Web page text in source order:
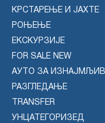
КРСТАРЕЊЕ И ЈАХТЕ
РОЊЕЊЕ
ЕКСКУРЗИЈЕ
FOR SALE NEW
АУТО ЗА
РАЗГЛЕДАЊЕ
TRANSFER
УНЦАТЕГОРИЗЕД